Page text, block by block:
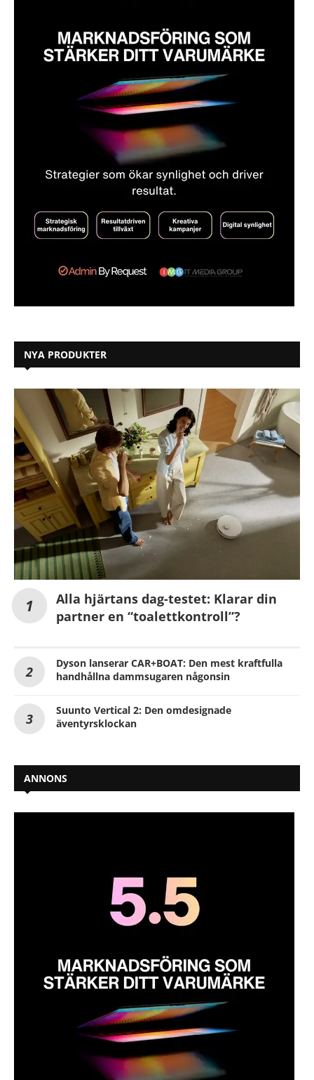
NYA PRODUKTER
Alla hjärtans dag-testet: Klarar din
partner en “toalettkontroll”?
Dyson lanserar CAR+BOAT: Den mest kraftfulla
handhållna dammsugaren någonsin
Suunto Vertical 2: Den omdesignade
äventyrsklockan
ANNONS